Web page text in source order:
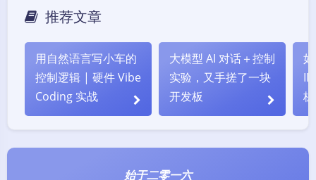
( ๑´•ω•) "(ㆆᴗㆆ)
推荐文章
用自然语言写小车的
控制逻辑 | 硬件 Vibe
Coding 实战
大模型 AI 对话＋控制
实验，又手搓了一块
开发板
始于二零一六